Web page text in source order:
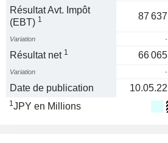
Résultat Avt. Impôt
(EBT) 1 87 637
Variation -
Résultat net 1 66 065
Variation -
Date de publication 10.05.22
1JPY en Millions